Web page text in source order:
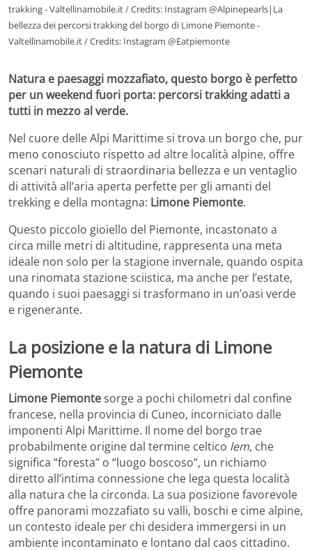
trakking - Valtellinamobile.it / Credits: Instagram @Alpinepearls|La
bellezza dei percorsi trakking del borgo di Limone Piemonte -
Valtellinamobile.it / Credits: Instagram @Eatpiemonte
Natura e paesaggi mozzafiato, questo borgo è perfetto
per un weekend fuori porta: percorsi trakking adatti a
tutti in mezzo al verde.
Nel cuore delle Alpi Marittime si trova un borgo che, pur
meno conosciuto rispetto ad altre località alpine, offre
scenari naturali di straordinaria bellezza e un ventaglio
di attività all’aria aperta perfette per gli amanti del
trekking e della montagna: Limone Piemonte.
Questo piccolo gioiello del Piemonte, incastonato a
circa mille metri di altitudine, rappresenta una meta
ideale non solo per la stagione invernale, quando ospita
una rinomata stazione sciistica, ma anche per l’estate,
quando i suoi paesaggi si trasformano in un’oasi verde
e rigenerante.
La posizione e la natura di Limone
Piemonte
Limone Piemontesorge a pochi chilometri dal confine
francese, nella provincia di Cuneo, incorniciato dalle
imponenti Alpi Marittime. Il nome del borgo trae
probabilmente origine dal termine celtico lem, che
significa “foresta” o “luogo boscoso”, un richiamo
diretto all’intima connessione che lega questa località
alla natura che la circonda. La sua posizione favorevole
offre panorami mozzafiato su valli, boschi e cime alpine,
un contesto ideale per chi desidera immergersi in un
ambiente incontaminato e lontano dal caos cittadino.